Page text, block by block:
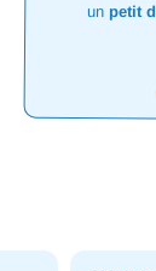
un petit